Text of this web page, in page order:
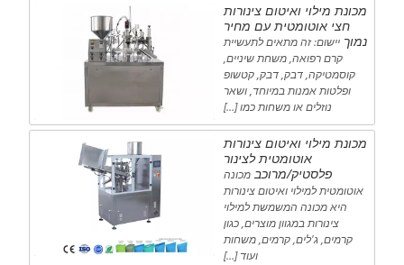
מכונת מילוי ואיטום צינורות
חצי אוטומטית עם מחיר
נמוך יישום: זה מתאים לתעשיית
קרם רפואה, משחת שיניים,
קוסמטיקה, דבק, דבק, קטשופ
ופלטות אמנות במיוחד, ושאר
נוזלים או משחות כמו […]
מכונת מילוי ואיטום צינורות
אוטומטית לצינור
פלסטיק/מרוכב מכונה
אוטומטית למילוי ואיטום צינורות
היא מכונה המשמשת למילוי
צינורות במגוון מוצרים, כגון
קרמים, ג'לים, קרמים, משחות
ועוד […]